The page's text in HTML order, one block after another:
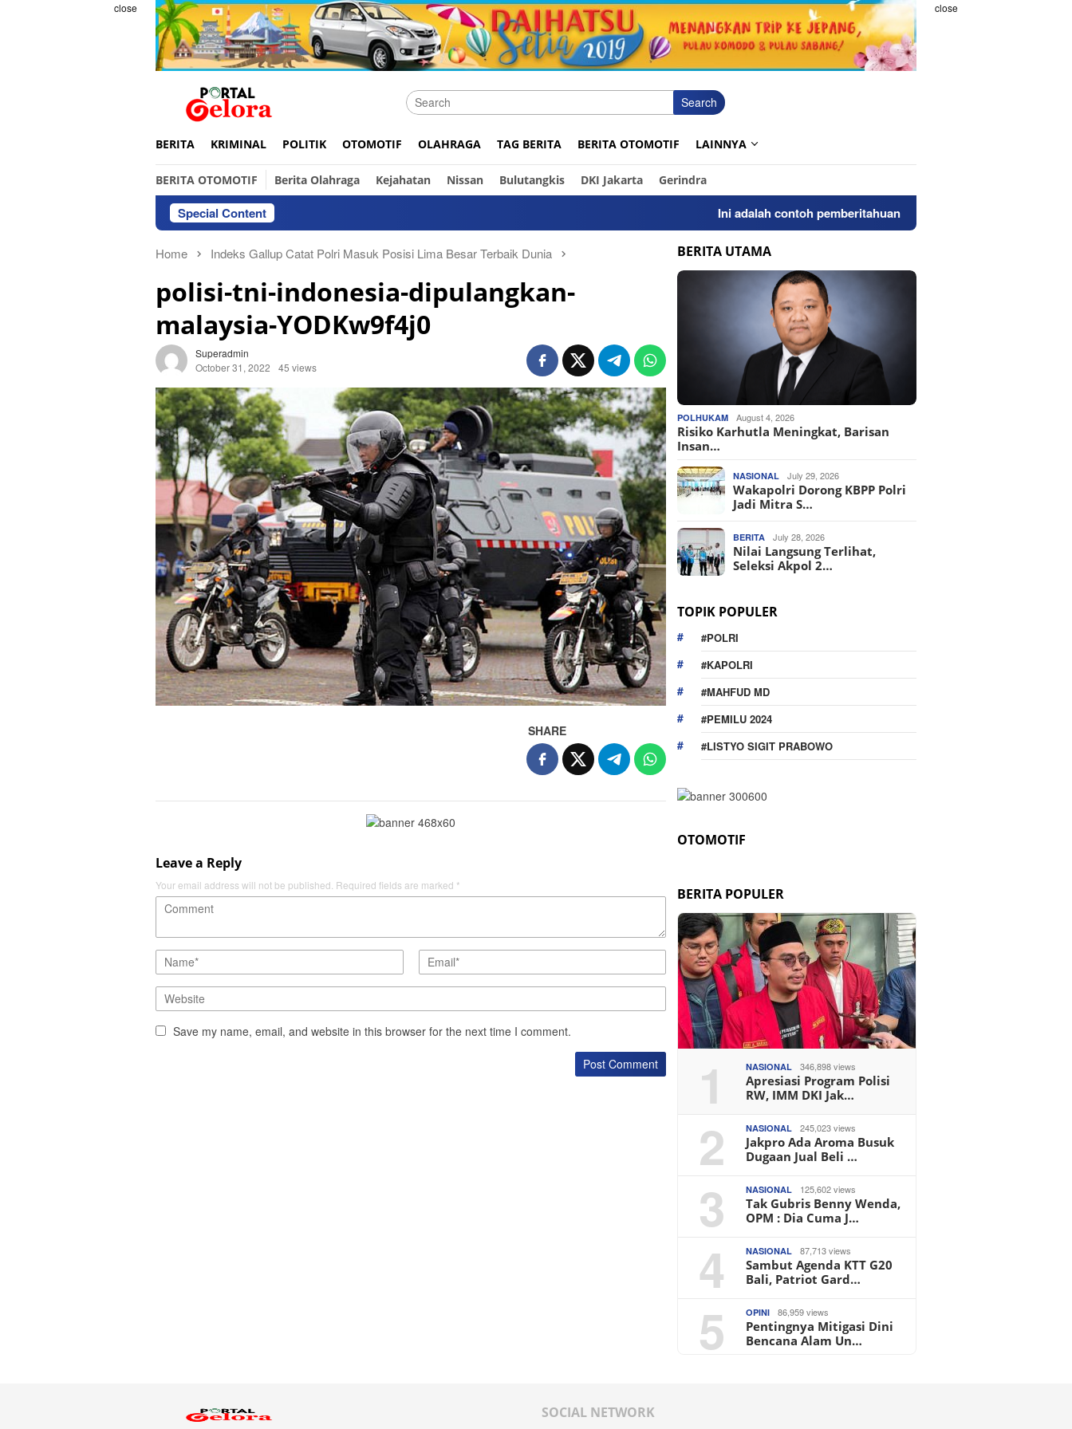
close close
Search
BERITA KRIMINAL POLITIK OTOMOTIF OLAHRAGA TAG BERITA BERITA OTOMOTIF LAINNYA
BERITA OTOMOTIF Berita Olahraga Kejahatan Nissan Bulutangkis DKI Jakarta Gerindra
Special Content Ini adalah contoh pemberitahuan kepada pengunjung anda.
Home Indeks Gallup Catat Polri Masuk Posisi Lima Besar Terbaik Dunia
polisi-tni-indonesia-dipulangkan-
malaysia-YODKw9f4j0
Superadmin
October 31, 2022
45 views
SHARE
Leave a Reply
Your email address will not be published. Required fields are marked *
Save my name, email, and website in this browser for the next time I comment.
BERITA UTAMA
POLHUKAM August 4, 2026
Risiko Karhutla Meningkat, Barisan
Insan…
NASIONAL July 29, 2026
Wakapolri Dorong KBPP Polri
Jadi Mitra S…
BERITA July 28, 2026
Nilai Langsung Terlihat,
Seleksi Akpol 2…
TOPIK POPULER
#POLRI
#KAPOLRI
#MAHFUD MD
#PEMILU 2024
#LISTYO SIGIT PRABOWO
OTOMOTIF
BERITA POPULER
1 NASIONAL 346,898 views
Apresiasi Program Polisi
RW, IMM DKI Jak…
2 NASIONAL 245,023 views
Jakpro Ada Aroma Busuk
Dugaan Jual Beli …
3 NASIONAL 125,602 views
Tak Gubris Benny Wenda,
OPM : Dia Cuma J…
4 NASIONAL 87,713 views
Sambut Agenda KTT G20
Bali, Patriot Gard…
5 OPINI 86,959 views
Pentingnya Mitigasi Dini
Bencana Alam Un…
SOCIAL NETWORK